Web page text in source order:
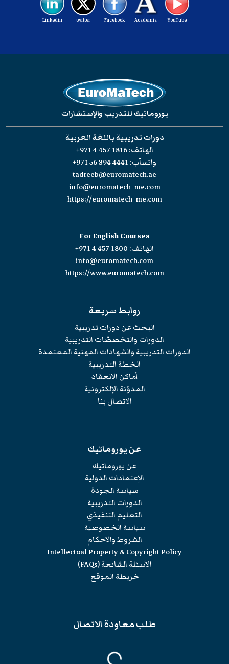
YouTube
Academia
Facebook
twitter
Linkedin
يوروماتيك للتدريب والإستشارات
دورات تدريبية باللغة العربية
الهاتف:+971 4 457 1816
واتسآب:+971 56 394 4441
tadreeb@euromatech.ae
info@euromatech-me.com
https://euromatech-me.com
For English Courses
الهاتف: +971 4 457 1800
info@euromatech.com
https://www.euromatech.com
روابط سريعة
البحث عن دورات تدريبية
الدورات والتخصصّات التدريبية
الدورات التدريبية والشهادات المهنية المعتمدة
الخطة التدريبية
أماكن الانعقاد
المدوّنة الإلكترونية
الاتصال بنا
عن يوروماتيك
عن يوروماتيك
الإعتمادات الدولية
سياسة الجودة
الدورات التدريبية
التعليم التنفيذي
سياسة الخصوصية
الشروط والاحكام
Intellectual Property & Copyright Policy
الأسئلة الشائعة (FAQs)
خريطة الموقع
طلب معاودة الاتصال